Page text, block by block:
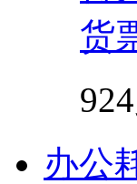
货
924
办公